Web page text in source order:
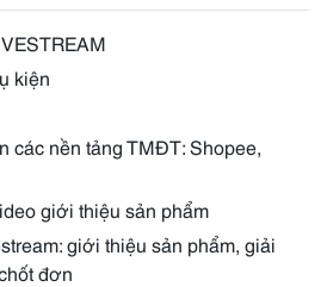
kiện
các nền tảng TMĐT: Shopee,
giới thiệu sản phẩm
giới thiệu sản phẩm, giải
đơn